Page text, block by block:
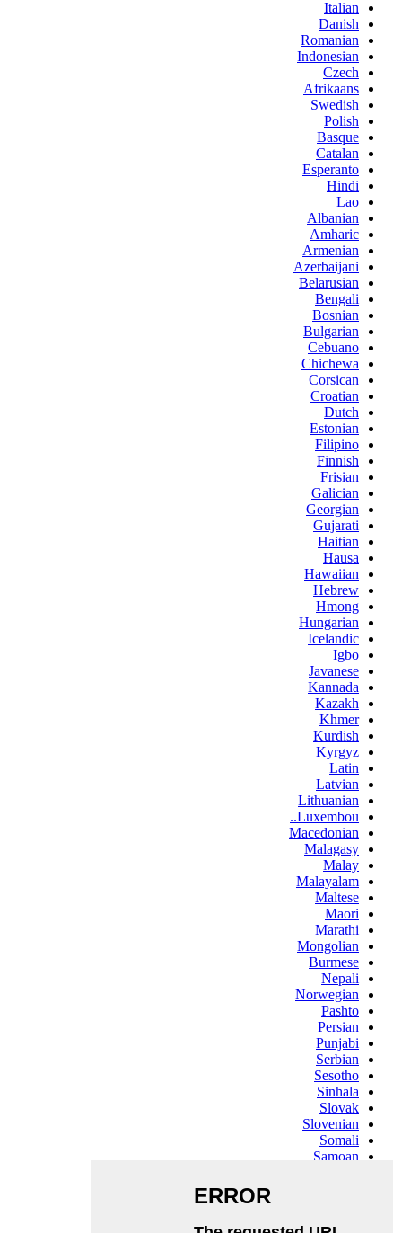
Italian
Danish
Romanian
Indonesian
Czech
Afrikaans
Swedish
Polish
Basque
Catalan
Esperanto
Hindi
Lao
Albanian
Amharic
Armenian
Azerbaijani
Belarusian
Bengali
Bosnian
Bulgarian
Cebuano
Chichewa
Corsican
Croatian
Dutch
Estonian
Filipino
Finnish
Frisian
Galician
Georgian
Gujarati
Haitian
Hausa
Hawaiian
Hebrew
Hmong
Hungarian
Icelandic
Igbo
Javanese
Kannada
Kazakh
Khmer
Kurdish
Kyrgyz
Latin
Latvian
Lithuanian
Luxembou..
Macedonian
Malagasy
Malay
Malayalam
Maltese
Maori
Marathi
Mongolian
Burmese
Nepali
Norwegian
Pashto
Persian
Punjabi
Serbian
Sesotho
Sinhala
Slovak
Slovenian
Somali
Samoan